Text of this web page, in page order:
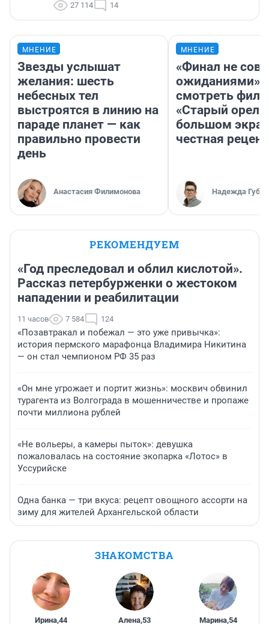
27 114 14
МНЕНИЕ
Звезды услышат
желания: шесть
небесных тел
выстроятся в линию на
параде планет — как
правильно провести
день
Анастасия Филимонова
МНЕНИЕ
«Финал не
ожиданиями»:
смотреть
«Старый орел»
большом
честная
Надежда
РЕКОМЕНДУЕМ
«Год преследовал и облил кислотой».
Рассказ петербурженки о жестоком
нападении и реабилитации
11 часов 7 584 124
«Позавтракал и побежал — это уже привычка»:
история пермского марафонца Владимира Никитина
— он стал чемпионом РФ 35 раз
«Он мне угрожает и портит жизнь»: москвич обвинил
турагента из Волгограда в мошенничестве и пропаже
почти миллиона рублей
«Не вольеры, а камеры пыток»: девушка
пожаловалась на состояние экопарка «Лотос» в
Уссурийске
Одна банка — три вкуса: рецепт овощного ассорти на
зиму для жителей Архангельской области
ЗНАКОМСТВА
Ирина,44 Алена,53 Марина,54